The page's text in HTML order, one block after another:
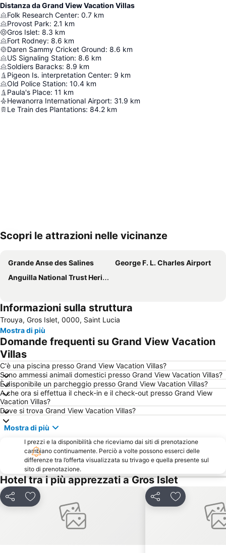
Distanza da Grand View Vacation Villas
Folk Research Center: 0.7 km
Provost Park: 2.1 km
Gros Islet: 8.3 km
Fort Rodney: 8.6 km
Daren Sammy Cricket Ground: 8.6 km
US Signaling Station: 8.6 km
Soldiers Baracks: 8.9 km
Pigeon Is. interpretation Center: 9 km
Old Police Station: 10.4 km
Paula's Place: 11 km
Hewanorra International Airport: 31.9 km
Le Train des Plantations: 84.2 km
Espandi mappa
Scopri le attrazioni nelle vicinanze
Grande Anse des Salines
George F. L. Charles Airport
Anguilla National Trust Heritage Tour
Informazioni sulla struttura
Trouya, Gros Islet, 0000, Saint Lucia
Mostra di più
Domande frequenti su Grand View Vacation
Villas
C'è una piscina presso Grand View Vacation Villas?
Sono ammessi animali domestici presso Grand View Vacation Villas?
È disponibile un parcheggio presso Grand View Vacation Villas?
A che ora si effettua il check-in e il check-out presso Grand View
Vacation Villas?
Dove si trova Grand View Vacation Villas?
Mostra di più
I prezzi e la disponibilità che riceviamo dai siti di prenotazione
cambiano continuamente. Perciò a volte possono esserci delle
differenze tra l’offerta visualizzata su trivago e quella presente sul
sito di prenotazione.
Hotel tra i più apprezzati a Gros Islet
CondividiAggiungi ai preferiti CondividiAggiungi ai